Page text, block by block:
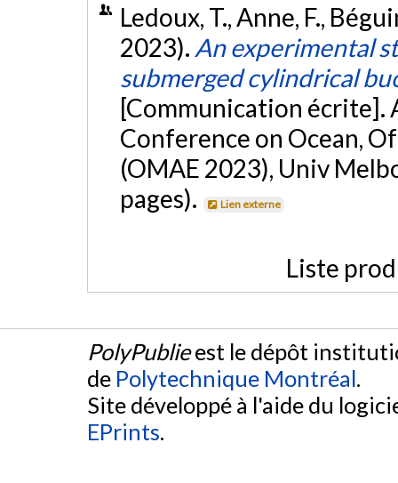
Ledoux, T., Anne, F.,
2023). An experimental
submerged cylindrical
[Communication écrite].
Conference on Ocean,
(OMAE 2023), Univ
pages).
Lien externe
Liste
PolyPublieest le dépôt
de Polytechnique Montréal.
Site développé à l'aide du
EPrints.